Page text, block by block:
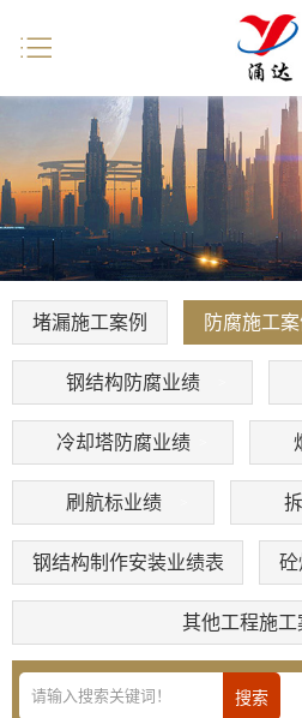
堵漏施工案例 防腐施工案
钢结构防腐业绩
冷却塔防腐业绩
刷航标业绩
钢结构制作安装业绩表 砼
其他工程施工
